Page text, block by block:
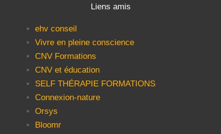
Liens amis
ehv conseil
Vivre en pleine conscience
CNV Formations
CNV et éducation
SELF THÉRAPIE FORMATIONS
Connexion-nature
Orsys
Bloomr